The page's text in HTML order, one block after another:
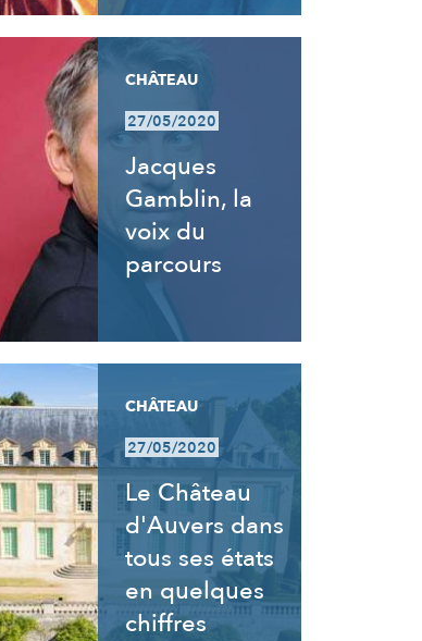
CHÂTEAU
27/05/2020
Jacques
Gamblin, la
voix du
parcours
CHÂTEAU
27/05/2020
Le Château
d'Auvers dans
tous ses états
en quelques
chiffres